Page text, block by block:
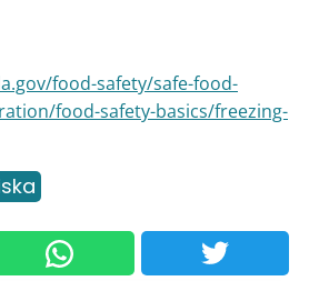
food-safety/safe-food-
food-safety-basics/freezing-